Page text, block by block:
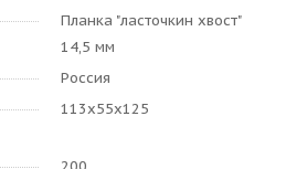
Планка "ласточкин хвост"
14,5 мм
Россия
113х55х125